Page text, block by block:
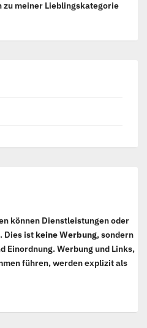
meiner Lieblingskategorie
können Dienstleistungen oder
Dies ist keine Werbung, sondern
Einordnung. Werbung und Links,
führen, werden explizit als